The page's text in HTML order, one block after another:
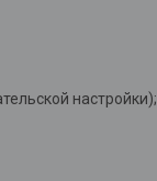
настройки);